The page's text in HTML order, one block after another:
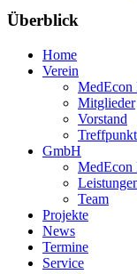
Überblick
Home
Verein
MedEcon
Mitglieder
Vorstand
GmbH
MedEcon
Team
Projekte
News
Termine
Service